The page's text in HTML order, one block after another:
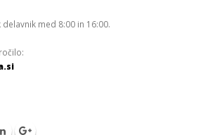
med 8:00 in 16:00.